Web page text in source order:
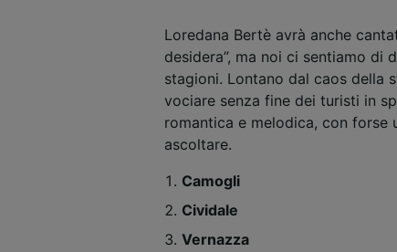
Loredana Bertè avrà anche
desidera”, ma noi ci sentiamo di
stagioni. Lontano dal caos della
vociare senza fine dei turisti in
romantica e melodica, con forse
ascoltare.
Camogli
Cividale
Vernazza